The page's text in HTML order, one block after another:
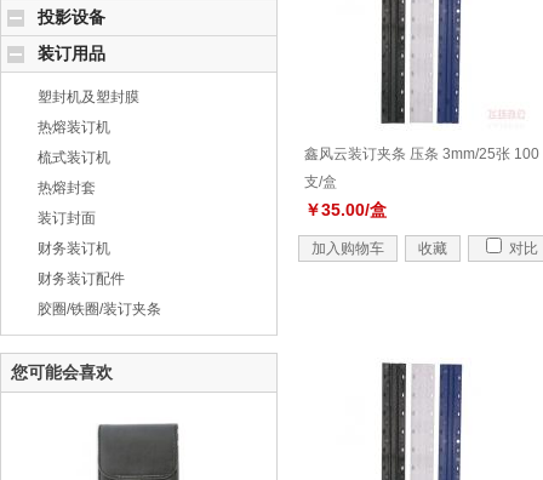
投影设备
装订用品
塑封机及塑封膜
热熔装订机
梳式装订机
热熔封套
装订封面
财务装订机
财务装订配件
胶圈/铁圈/装订夹条
您可能会喜欢
鑫风云装订夹条 压条 3mm/25张 100
支/盒
￥35.00/盒
加入购物车 收藏 对比